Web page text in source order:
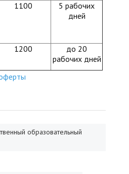
году 2026-2027
1100
5 рабочих
дней
1200
до 20
рабочих дней
образовательный